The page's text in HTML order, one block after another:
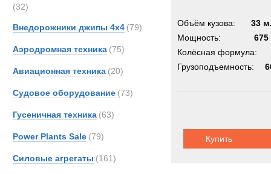
(32)
Внедорожники джипы 4х4 (79)
Аэродромная техника (75)
Авиационная техника (20)
Судовое оборудование (73)
Гусеничная техника (63)
Power Plants Sale (79)
Силовые агрегаты (161)
MAN
Объём кузова:
33
Мощность:
675
Колёсная формула:
Грузоподъемность:
Купить